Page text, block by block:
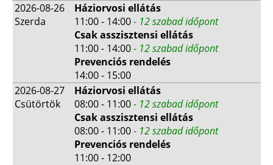
2026-08-26
Szerda
Háziorvosi ellátás
11:00 - 14:00- 12 szabad időpont
Csak asszisztensi ellátás
11:00 - 14:00- 12 szabad időpont
Prevenciós rendelés
14:00 - 15:00
2026-08-27
Csütörtök
Háziorvosi ellátás
08:00 - 11:00- 12 szabad időpont
Csak asszisztensi ellátás
08:00 - 11:00- 12 szabad időpont
Prevenciós rendelés
11:00 - 12:00